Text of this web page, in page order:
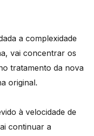
a complexidade
vai concentrar os
tratamento da nova
original.
à velocidade de
continuar a